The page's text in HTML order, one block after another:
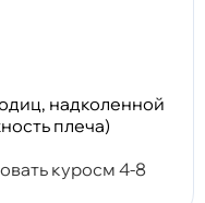
надколенной
плеча)
куросм 4-8